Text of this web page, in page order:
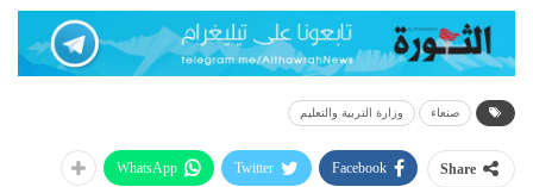
صنعاء وزارة التربية والتعليم
Share
Facebook
Twitter
WhatsApp